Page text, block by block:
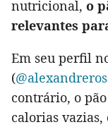
nutricional, o
relevantes
Em seu perfil
(
contrário, o
calorias